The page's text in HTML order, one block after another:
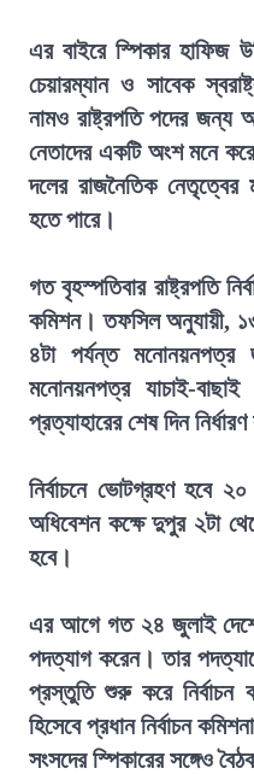
এর বাইরে স্পিকার হাফিজ
চেয়ারম্যান ও সাবেক
নামও রাষ্ট্রপতি পদের
নেতাদের একটি অংশ মনে
দলের রাজনৈতিক
হতে পারে।
গত বৃহস্পতিবার রাষ্ট্রপতি
কমিশন। তফসিল অনুযায়ী,
৪টা পর্যন্ত
মনোনয়নপত্র যাচাই-
প্রত্যাহারের শেষ দিন
নির্বাচনে ভোটগ্রহণ হবে
অধিবেশন কক্ষে দুপুর ২টা
হবে।
এর আগে গত ২৪ জুলাই দেশের
পদত্যাগ করেন। তার
প্রস্তুতি শুরু করে নির্বাচন
হিসেবে প্রধান নির্বাচন
সংসদের স্পিকারের সঙ্গেও